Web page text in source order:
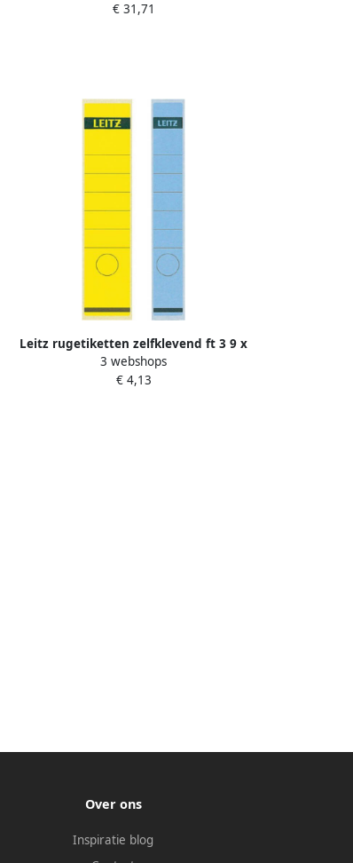
€ 31,71
Leitz rugetiketten zelfklevend ft 3 9 x
28 5 cm pak van 10 stuks wit
3 webshops
€ 4,13
Over ons
Inspiratie blog